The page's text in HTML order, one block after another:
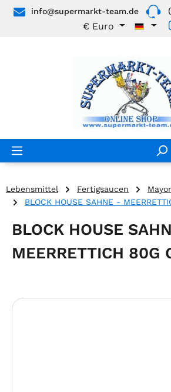
Zum Hauptinhalt springen
info@supermarkt-team.de
€ Euro
Lebensmittel Fertigsaucen
BLOCK HOUSE SAHNE -
BLOCK HOUSE
MEERRETTICH 80G
Bildergalerie überspringen